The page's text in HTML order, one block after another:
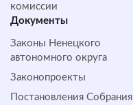
комиссии
Документы
Законы Ненецкого
автономного округа
Законопроекты
Постановления Собрания